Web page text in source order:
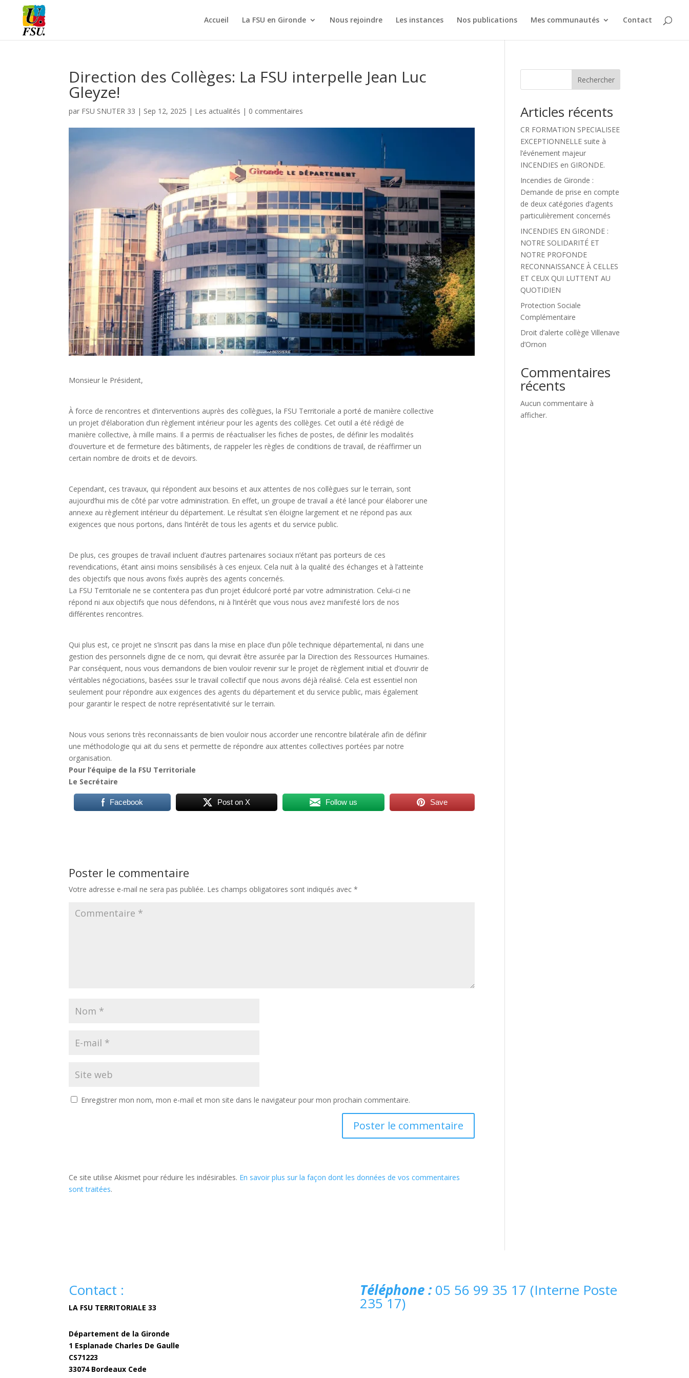
Accueil La FSU en Gironde Nous rejoindre Les instances Nos publications Mes communautés Contact
Direction des Collèges: La FSU interpelle Jean Luc
Gleyze!
par FSU SNUTER 33 | Sep 12, 2025 | Les actualités | 0 commentaires
Monsieur le Président,
À force de rencontres et d’interventions auprès des collègues, la FSU Territoriale a porté de manière collective
un projet d’élaboration d’un règlement intérieur pour les agents des collèges. Cet outil a été rédigé de
manière collective, à mille mains. Il a permis de réactualiser les fiches de postes, de définir les modalités
d’ouverture et de fermeture des bâtiments, de rappeler les règles de conditions de travail, de réaffirmer un
certain nombre de droits et de devoirs.
Cependant, ces travaux, qui répondent aux besoins et aux attentes de nos collègues sur le terrain, sont
aujourd’hui mis de côté par votre administration. En effet, un groupe de travail a été lancé pour élaborer une
annexe au règlement intérieur du département. Le résultat s’en éloigne largement et ne répond pas aux
exigences que nous portons, dans l’intérêt de tous les agents et du service public.
De plus, ces groupes de travail incluent d’autres partenaires sociaux n’étant pas porteurs de ces
revendications, étant ainsi moins sensibilisés à ces enjeux. Cela nuit à la qualité des échanges et à l’atteinte
des objectifs que nous avons fixés auprès des agents concernés.
La FSU Territoriale ne se contentera pas d’un projet édulcoré porté par votre administration. Celui-ci ne
répond ni aux objectifs que nous défendons, ni à l’intérêt que vous nous avez manifesté lors de nos
différentes rencontres.
Qui plus est, ce projet ne s’inscrit pas dans la mise en place d’un pôle technique départemental, ni dans une
gestion des personnels digne de ce nom, qui devrait être assurée par la Direction des Ressources Humaines.
Par conséquent, nous vous demandons de bien vouloir revenir sur le projet de règlement initial et d’ouvrir de
véritables négociations, basées ssur le travail collectif que nous avons déjà réalisé. Cela est essentiel non
seulement pour répondre aux exigences des agents du département et du service public, mais également
pour garantir le respect de notre représentativité sur le terrain.
Nous vous serions très reconnaissants de bien vouloir nous accorder une rencontre bilatérale afin de définir
une méthodologie qui ait du sens et permette de répondre aux attentes collectives portées par notre
organisation.
Pour l’équipe de la FSU Territoriale
Le Secrétaire
Facebook Post on X Follow us Save
Poster le commentaire
Votre adresse e-mail ne sera pas publiée. Les champs obligatoires sont indiqués avec*
Enregistrer mon nom, mon e-mail et mon site dans le navigateur pour mon prochain commentaire.
Ce site utilise Akismet pour réduire les indésirables. En savoir plus sur la façon dont les données de vos commentaires
sont traitées.
Rechercher
Articles récents
CR FORMATION SPECIALISEE
EXCEPTIONNELLE suite à
l’événement majeur
INCENDIES en GIRONDE.
Incendies de Gironde :
Demande de prise en compte
de deux catégories d’agents
particulièrement concernés
INCENDIES EN GIRONDE :
NOTRE SOLIDARITÉ ET
NOTRE PROFONDE
RECONNAISSANCE À CELLES
ET CEUX QUI LUTTENT AU
QUOTIDIEN
Protection Sociale
Complémentaire
Droit d’alerte collège Villenave
d’Ornon
Commentaires
récents
Aucun commentaire à
afficher.
Contact :
LA FSU TERRITORIALE 33
Département de la Gironde
1 Esplanade Charles De Gaulle
CS71223
33074 Bordeaux Cede
Téléphone :05 56 99 35 17 (Interne Poste
235 17)